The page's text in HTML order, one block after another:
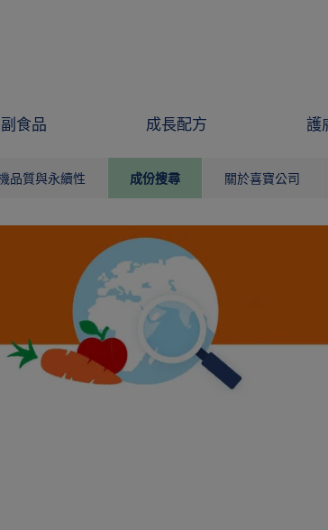
食品 成長配方 護
品質與永續性 成份搜尋 關於喜寶公司